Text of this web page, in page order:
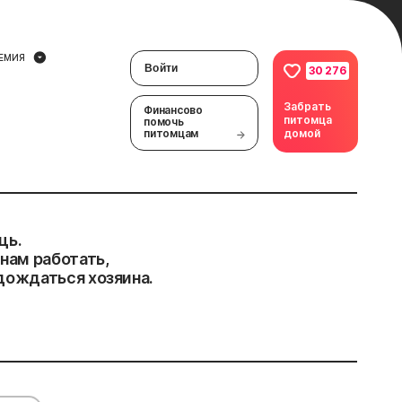
Войти
Финансово
помочь
питомцам
30 276
Забрать
питомца
домой
работать,
хозяина.